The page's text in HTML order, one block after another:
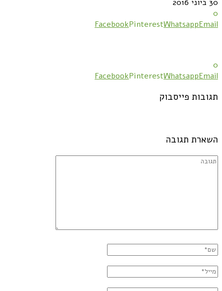
30 ביוני 2016
0
FacebookPinterestWhatsappEmail
0
FacebookPinterestWhatsappEmail
תגובות פייסבוק
השארת תגובה